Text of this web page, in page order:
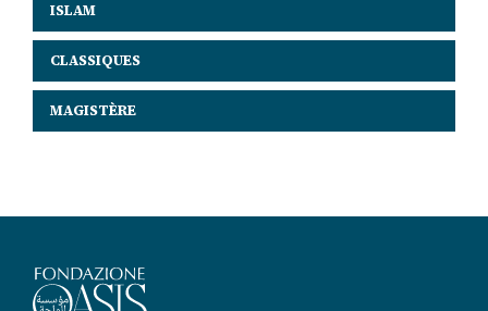
ISLAM
CLASSIQUES
MAGISTÈRE